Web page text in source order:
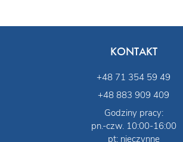
KONTAKT
+48 71 354 59 49
+48 883 909 409
Godziny pracy:
pn.-czw. 10:00-16:00
pt: nieczynne